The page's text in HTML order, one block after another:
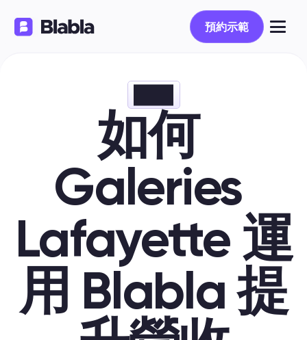
預約示範
如何
Galeries
Lafayette 運
用 Blabla 提